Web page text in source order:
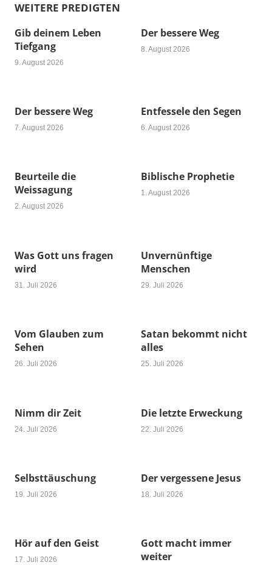
WEITERE PREDIGTEN
Gib deinem Leben
Tiefgang
9. August 2026
Der bessere Weg
8. August 2026
Der bessere Weg
7. August 2026
Entfessele den Segen
6. August 2026
Beurteile die
Weissagung
2. August 2026
Biblische Prophetie
1. August 2026
Was Gott uns fragen
wird
31. Juli 2026
Unvernünftige
Menschen
29. Juli 2026
Vom Glauben zum
Sehen
26. Juli 2026
Satan bekommt nicht
alles
25. Juli 2026
Nimm dir Zeit
24. Juli 2026
Die letzte Erweckung
22. Juli 2026
Selbsttäuschung
19. Juli 2026
Der vergessene Jesus
18. Juli 2026
Hör auf den Geist
17. Juli 2026
Gott macht immer
weiter